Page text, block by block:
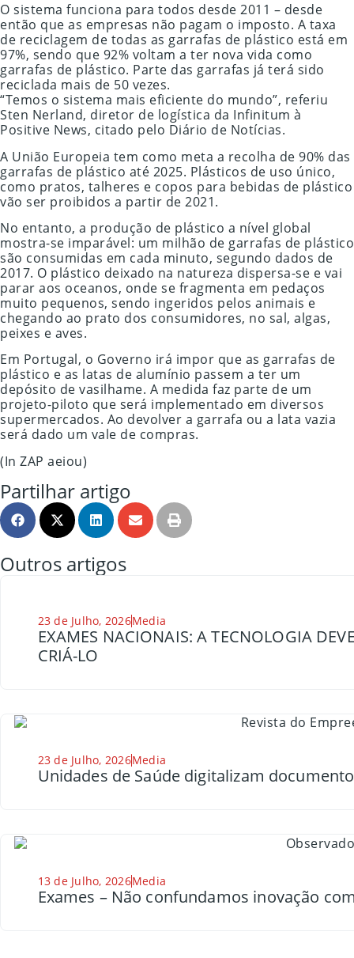
O sistema funciona para todos desde 2011 – desde
então que as empresas não pagam o imposto. A taxa
de reciclagem de todas as garrafas de plástico está em
97%, sendo que 92% voltam a ter nova vida como
garrafas de plástico. Parte das garrafas já terá sido
reciclada mais de 50 vezes.
“Temos o sistema mais eficiente do mundo”, referiu
Sten Nerland, diretor de logística da Infinitum à
Positive News, citado pelo Diário de Notícias.
A União Europeia tem como meta a recolha de 90% das
garrafas de plástico até 2025. Plásticos de uso único,
como pratos, talheres e copos para bebidas de plástico
vão ser proibidos a partir de 2021.
No entanto, a produção de plástico a nível global
mostra-se imparável: um milhão de garrafas de plástico
são consumidas em cada minuto, segundo dados de
2017. O plástico deixado na natureza dispersa-se e vai
parar aos oceanos, onde se fragmenta em pedaços
muito pequenos, sendo ingeridos pelos animais e
chegando ao prato dos consumidores, no sal, algas,
peixes e aves.
Em Portugal, o Governo irá impor que as garrafas de
plástico e as latas de alumínio passem a ter um
depósito de vasilhame. A medida faz parte de um
projeto-piloto que será implementado em diversos
supermercados. Ao devolver a garrafa ou a lata vazia
será dado um vale de compras.
(In ZAP aeiou)
Partilhar artigo
Outros artigos
23 de Julho, 2026Media
EXAMES NACIONAIS: A TECNOLOGIA
CRIÁ-LO
23 de Julho, 2026Media
Unidades de Saúde digitalizam
13 de Julho, 2026Media
Exames – Não confundamos inovação